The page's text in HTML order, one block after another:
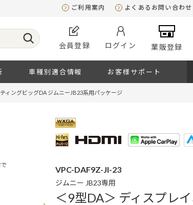
ご利用案内 よくあるお問い合わせ
会員登録 ログイン 業販登録
車種別適合情報 お客様サポート
ィングビッグDA ジムニーJB23系用パッケージ
ジムニー JB23専用
VPC-DAF9Z-JI-23
＜9型DA＞ ディスプレ